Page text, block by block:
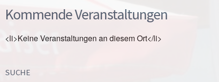
Kommende Veranstaltungen
<li>Keine Veranstaltungen an diesem Ort</li>
SUCHE